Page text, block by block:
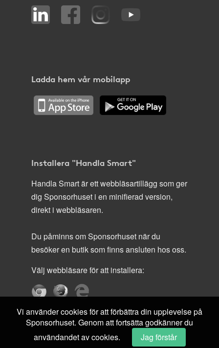
Ladda hem vår mobilapp
Installera "Handla Smart"
Handla Smart är ett webbläsartillägg som ger
dig Sponsorhuset i en minifierad version,
direkt i webbläsaren.
Du påminns om Sponsorhuset när du
besöker en butik som finns ansluten hos oss.
Välj webbläsare för att installera:
Vi använder cookies för att förbättra din upplevelse på
Sponsorhuset. Genom att fortsätta godkänner du
användandet av cookies.
Jag förstår